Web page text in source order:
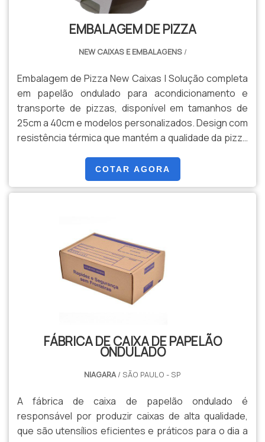
EMBALAGEM DE PIZZA
NEW CAIXAS E EMBALAGENS/
Embalagem de Pizza New Caixas | Solução completa
em papelão ondulado para acondicionamento e
transporte de pizzas, disponível em tamanhos de
25cm a 40cm e modelos personalizados. Design com
resistência térmica que mantém a qualidade da pizza
sustentáveis e personalizável com logotipos desde
COTAR AGORA
FÁBRICA DE CAIXA DE PAPELÃO
ONDULADO
NIAGARA/ SÃO PAULO - SP
A fábrica de caixa de papelão ondulado é
responsável por produzir caixas de alta qualidade,
que são utensílios eficientes e práticos para o dia a